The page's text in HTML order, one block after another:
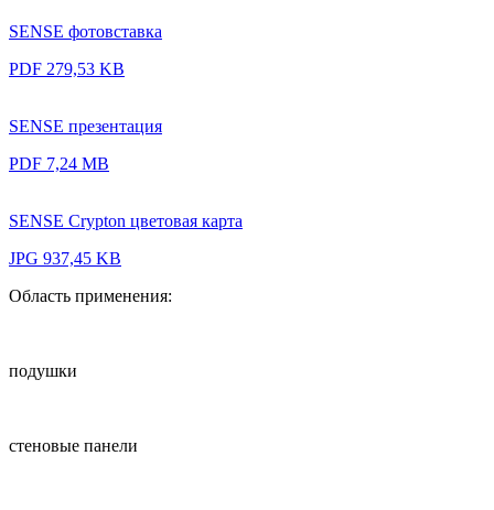
SENSE фотовставка
PDF 279,53 KB
SENSE презентация
PDF 7,24 MB
SENSE Crypton цветовая карта
JPG 937,45 KB
Область применения:
подушки
стеновые панели